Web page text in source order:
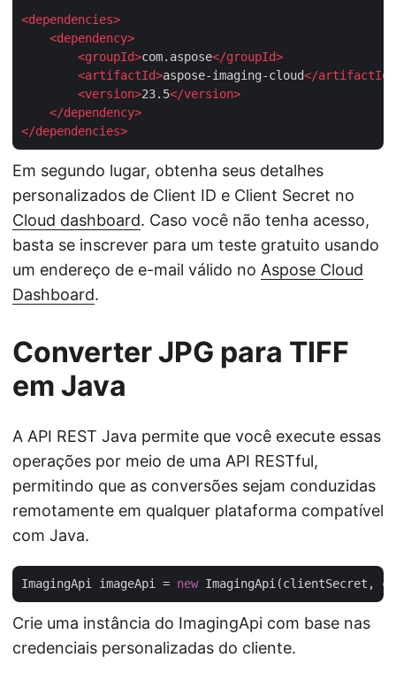
<dependencies>
<dependency>
<groupId>com.aspose</groupId>
<artifactId>aspose-imaging-cloud</artifactId
<version>23.5</version>
</dependency>
</dependencies>
Em segundo lugar, obtenha seus detalhes
personalizados de Client ID e Client Secret no
Cloud dashboard. Caso você não tenha acesso,
basta se inscrever para um teste gratuito usando
um endereço de e-mail válido no Aspose Cloud
Dashboard.
Converter JPG para TIFF
em Java
A API REST Java permite que você execute essas
operações por meio de uma API RESTful,
permitindo que as conversões sejam conduzidas
remotamente em qualquer plataforma compatível
com Java.
ImagingApi imageApi = new
Crie uma instância do ImagingApi com base nas
credenciais personalizadas do cliente.